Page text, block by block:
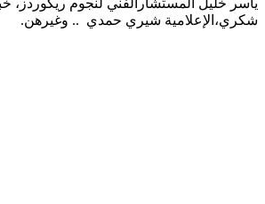
ياسر خليل المستشارالفني لنجوم ريكوردز،
شكري،الإعلامية شيري حمدي .. وغيرهن.